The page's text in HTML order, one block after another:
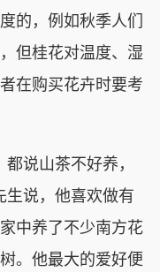
的，例如秋季人们
但桂花对温度、湿
在购买花卉时要考
说山茶不好养，
生说，他喜欢做有
中养了不少南方花
。他最大的爱好便